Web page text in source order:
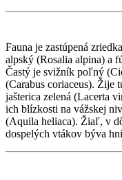
Fauna je zastúpená
alpský (Rosalia alpina) a
Častý je svižník poľný
(Carabus coriaceus). Žije
jašterica zelená (Lacerta
ich blízkosti na vážskej
(Aquila heliaca). Žiaľ, v
dospelých vtákov býva